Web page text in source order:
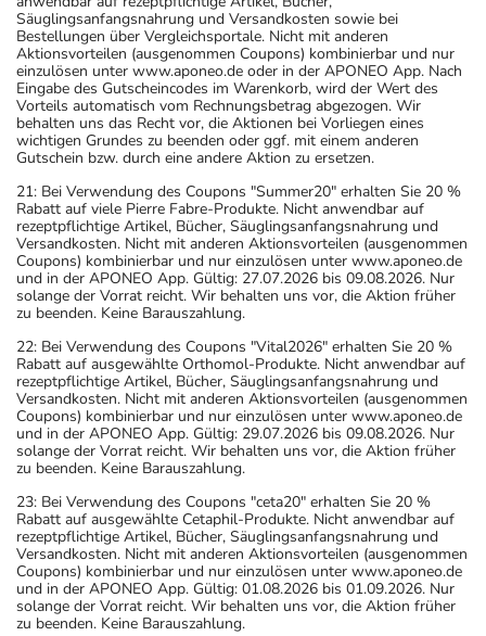
Säuglingsanfangsnahrung und Versandkosten sowie bei
Bestellungen über Vergleichsportale. Nicht mit anderen
Aktionsvorteilen (ausgenommen Coupons) kombinierbar und nur
einzulösen unter www.aponeo.de oder in der APONEO App. Nach
Eingabe des Gutscheincodes im Warenkorb, wird der Wert des
Vorteils automatisch vom Rechnungsbetrag abgezogen. Wir
behalten uns das Recht vor, die Aktionen bei Vorliegen eines
wichtigen Grundes zu beenden oder ggf. mit einem anderen
Gutschein bzw. durch eine andere Aktion zu ersetzen.
21: Bei Verwendung des Coupons "Summer20" erhalten Sie 20 %
Rabatt auf viele Pierre Fabre-Produkte. Nicht anwendbar auf
rezeptpflichtige Artikel, Bücher, Säuglingsanfangsnahrung und
Versandkosten. Nicht mit anderen Aktionsvorteilen (ausgenommen
Coupons) kombinierbar und nur einzulösen unter www.aponeo.de
und in der APONEO App. Gültig: 27.07.2026 bis 09.08.2026. Nur
solange der Vorrat reicht. Wir behalten uns vor, die Aktion früher
zu beenden. Keine Barauszahlung.
22: Bei Verwendung des Coupons "Vital2026" erhalten Sie 20 %
Rabatt auf ausgewählte Orthomol-Produkte. Nicht anwendbar auf
rezeptpflichtige Artikel, Bücher, Säuglingsanfangsnahrung und
Versandkosten. Nicht mit anderen Aktionsvorteilen (ausgenommen
Coupons) kombinierbar und nur einzulösen unter www.aponeo.de
und in der APONEO App. Gültig: 29.07.2026 bis 09.08.2026. Nur
solange der Vorrat reicht. Wir behalten uns vor, die Aktion früher
zu beenden. Keine Barauszahlung.
23: Bei Verwendung des Coupons "ceta20" erhalten Sie 20 %
Rabatt auf ausgewählte Cetaphil-Produkte. Nicht anwendbar auf
rezeptpflichtige Artikel, Bücher, Säuglingsanfangsnahrung und
Versandkosten. Nicht mit anderen Aktionsvorteilen (ausgenommen
Coupons) kombinierbar und nur einzulösen unter www.aponeo.de
und in der APONEO App. Gültig: 01.08.2026 bis 01.09.2026. Nur
solange der Vorrat reicht. Wir behalten uns vor, die Aktion früher
zu beenden. Keine Barauszahlung.